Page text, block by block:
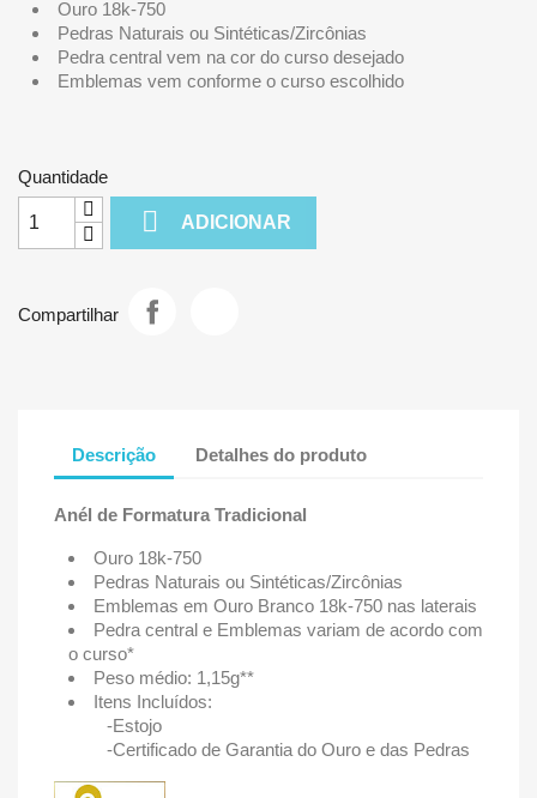
Ouro 18k-750
Pedras Naturais ou Sintéticas/Zircônias
Pedra central vem na cor do curso desejado
Emblemas vem conforme o curso escolhido
Quantidade
 ADICIONAR
Compartilhar
Descrição Detalhes do produto
Anél de Formatura Tradicional
Ouro 18k-750
Pedras Naturais ou Sintéticas/Zircônias
Emblemas em Ouro Branco 18k-750 nas laterais
Pedra central e Emblemas variam de acordo com
o curso*
Peso médio: 1,15g**
Itens Incluídos:
-Estojo
-Certificado de Garantia do Ouro e das Pedras